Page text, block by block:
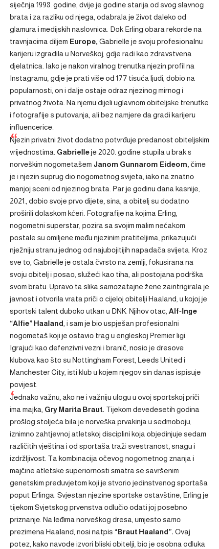
siječnja 1998. godine, dvije je godine starija od svog slavnog
brata i za razliku od njega, odabrala je život daleko od
glamura i medijskih naslovnica. Dok Erling obara rekorde na
travnjacima diljem Europe, Gabrielle je svoju profesionalnu
karijeru izgradila u Norveškoj, gdje radi kao zdravstvena
djelatnica. Iako je nakon viralnog trenutka njezin profil na
Instagramu, gdje je prati više od 177 tisuća ljudi, dobio na
popularnosti, on i dalje ostaje odraz njezinog mirnog i
privatnog života. Na njemu dijeli uglavnom obiteljske trenutke
i fotografije s putovanja, ali bez namjere da gradi karijeru
influencerice.
Njezin privatni život dodatno potvrđuje predanost obiteljskim
vrijednostima. Gabrielleje 2020. godine stupila u brak s
norveškim nogometašem Janom Gunnarom Eideom, čime
je i njezin suprug dio nogometnog svijeta, iako na znatno
manjoj sceni od njezinog brata. Par je godinu dana kasnije,
2021., dobio svoje prvo dijete, sina, a obitelj su dodatno
proširili dolaskom kćeri. Fotografije na kojima Erling,
nogometni superstar, pozira sa svojim malim nećakom
postale su omiljene među njezinim pratiteljima, prikazujući
nježniju stranu jednog od najubojitijih napadača svijeta. Kroz
sve to, Gabrielle je ostala čvrsto na zemlji, fokusirana na
svoju obitelj i posao, služeći kao tiha, ali postojana podrška
svom bratu. Upravo ta slika samozatajne žene zaintrigirala je
javnost i otvorila vrata priči o cijeloj obitelji Haaland, u kojoj je
sportski talent duboko utkan u DNK. Njihov otac, Alf-Inge
“Alfie” Haaland , i sam je bio uspješan profesionalni
nogometaš koji je ostavio trag u engleskoj Premier ligi.
Igrajući kao defenzivni vezni i branič, nosio je dresove
klubova kao što su Nottingham Forest, Leeds United i
Manchester City, isti klub u kojem njegov sin danas ispisuje
povijest.
Jednako važnu, ako ne i važniju ulogu u ovoj sportskoj priči
ima majka, Gry Marita Braut. Tijekom devedesetih godina
prošlog stoljeća bila je norveška prvakinja u sedmoboju,
iznimno zahtjevnoj atletskoj disciplini koja objedinjuje sedam
različitih vještina i od sportaša traži svestranost, snagu i
izdržljivost. Ta kombinacija očevog nogometnog znanja i
majčine atletske superiornosti smatra se savršenim
genetskim preduvjetom koji je stvorio jedinstvenog sportaša
poput Erlinga. Svjestan njezine sportske ostavštine, Erling je
tijekom Svjetskog prvenstva odlučio odati joj posebno
priznanje. Na leđima norveškog dresa, umjesto samo
prezimena Haaland, nosi natpis “Braut Haaland”. Ovaj
potez, kako navode izvori bliski obitelji, bio je osobna odluka